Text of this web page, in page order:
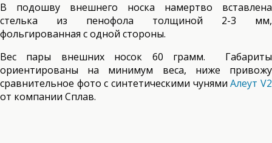
В подошву внешнего носка намертво вставлена
стелька из пенофола толщиной 2-3 мм,
фольгированная с одной стороны.
Вес пары внешних носок 60 грамм. Габариты
ориентированы на минимум веса, ниже привожу
сравнительное фото с синтетическими чунямиАлеут V2
от компании Сплав.